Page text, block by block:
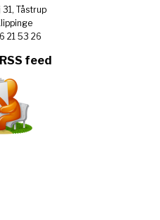
Tåstrup
21 53 26
feed